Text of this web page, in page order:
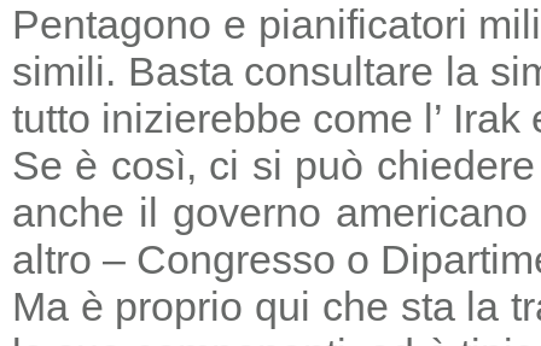
Pentagono e pianificatori
simili. Basta consultare la
tutto inizierebbe come l’
Se è così, ci si può
anche il governo
altro – Congresso o
Ma è proprio qui che sta la